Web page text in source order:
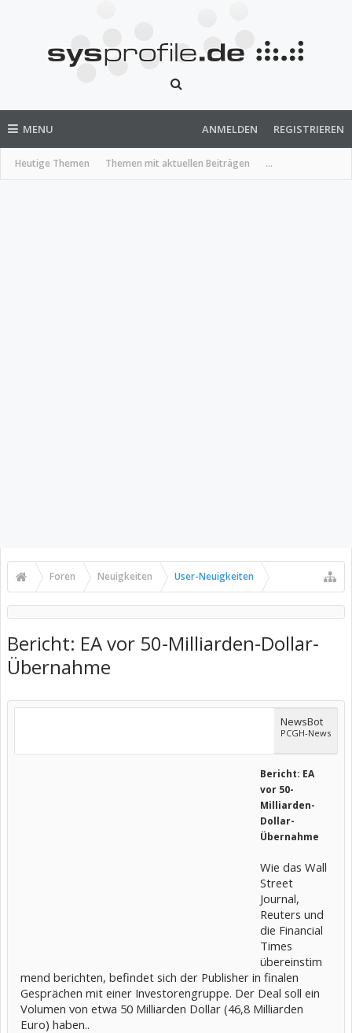
MENU
Heutige Themen Themen mit aktuellen Beiträgen ...
ANMELDEN REGISTRIEREN
Foren Neuigkeiten User-Neuigkeiten
Bericht: EA vor 50-Milliarden-Dollar-
Übernahme
NewsBot
PCGH-News
Bericht: EA
vor 50-
Milliarden-
Dollar-
Übernahme
Wie das Wall
Street
Journal,
Reuters und
die Financial
Times
übereinstim
mend berichten, befindet sich der Publisher in finalen
Gesprächen mit einer Investorengruppe. Der Deal soll ein
Volumen von etwa 50 Milliarden Dollar (46,8 Milliarden
Euro) haben..